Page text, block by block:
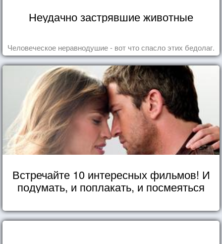
Неудачно застрявшие животные
Человеческое неравнодушие - вот что спасло этих бедолаг.
Встречайте 10 интересных фильмов! И
подумать, и поплакать, и посмеяться